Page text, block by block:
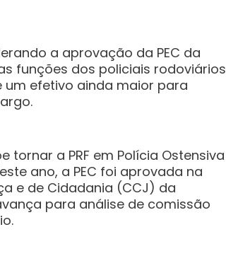
a aprovação da PEC da
funções dos policiais rodoviários
um efetivo ainda maior para
tornar a PRF em Polícia Ostensiva
ano, a PEC foi aprovada na
e de Cidadania (CCJ) da
para análise de comissão